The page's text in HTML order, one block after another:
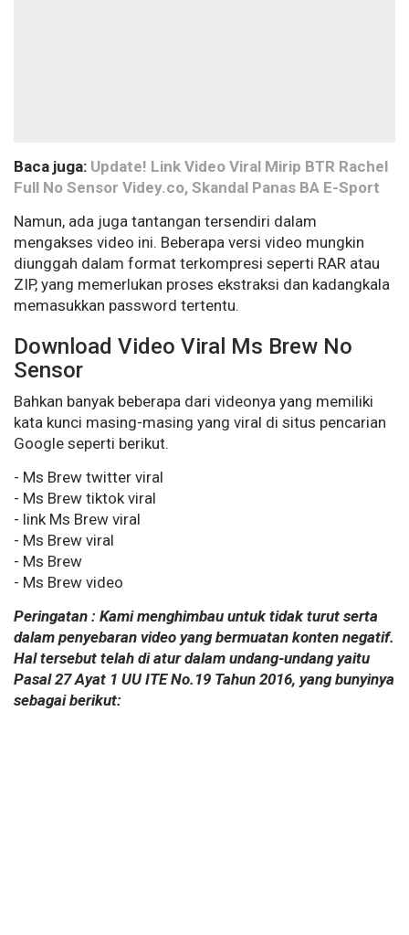
Baca juga: Update! Link Video Viral Mirip BTR Rachel
Full No Sensor Videy.co, Skandal Panas BA E-Sport
Namun, ada juga tantangan tersendiri dalam
mengakses video ini. Beberapa versi video mungkin
diunggah dalam format terkompresi seperti RAR atau
ZIP, yang memerlukan proses ekstraksi dan kadangkala
memasukkan password tertentu.
Download Video Viral Ms Brew No
Sensor
Bahkan banyak beberapa dari videonya yang memiliki
kata kunci masing-masing yang viral di situs pencarian
Google seperti berikut.
- Ms Brew twitter viral
- Ms Brew tiktok viral
- link Ms Brew viral
- Ms Brew viral
- Ms Brew
- Ms Brew video
Peringatan : Kami menghimbau untuk tidak turut serta
dalam penyebaran video yang bermuatan konten negatif.
Hal tersebut telah di atur dalam undang-undang yaitu
Pasal 27 Ayat 1 UU ITE No.19 Tahun 2016, yang bunyinya
sebagai berikut: